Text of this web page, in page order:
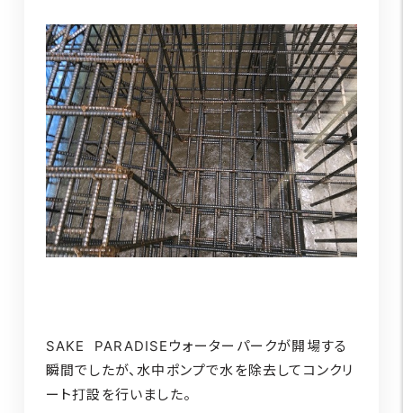
SAKE PARADISEウォーターパークが開場する
瞬間でしたが、水中ポンプで水を除去してコンクリ
ート打設を行いました。